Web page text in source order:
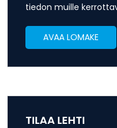
tiedon muille
AVAA LOMAKE
TILAA LEHTI